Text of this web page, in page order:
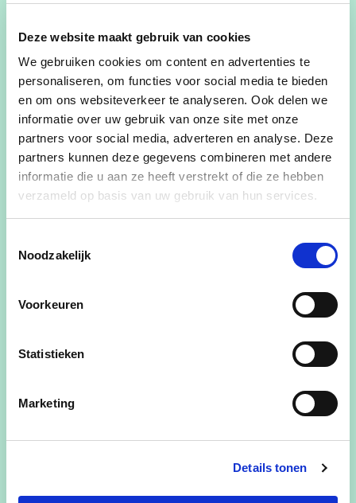
Deze website maakt gebruik van cookies
We gebruiken cookies om content en advertenties te
personaliseren, om functies voor social media te bieden
en om ons websiteverkeer te analyseren. Ook delen we
informatie over uw gebruik van onze site met onze
partners voor social media, adverteren en analyse. Deze
partners kunnen deze gegevens combineren met andere
informatie die u aan ze heeft verstrekt of die ze hebben
verzameld op basis van uw gebruik van hun services.
Noodzakelijk
Voorkeuren
Statistieken
Marketing
Details tonen
compleet. Ze hield een vurig pleidooi
voor democratie en de bescherming
van onze samenleving.
lees meer
Herdenkingsplechtigheid 80